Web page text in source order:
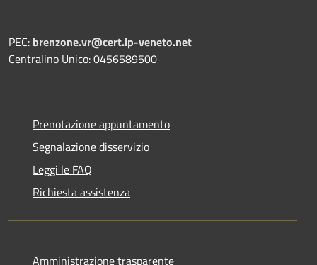
PEC: brenzone.vr@cert.ip-veneto.net
Centralino Unico: 0456589500
Prenotazione appuntamento
Segnalazione disservizio
Leggi le FAQ
Richiesta assistenza
Amministrazione trasparente